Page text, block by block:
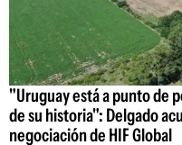
"Uruguay está a punto de
de su historia": Delgado
negociación de HIF Global